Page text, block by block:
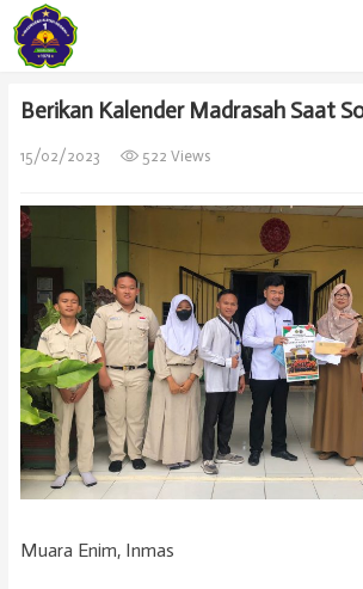
Berikan Kalender Madrasah Saat
15/02/2023 522 Views
Muara Enim, Inmas